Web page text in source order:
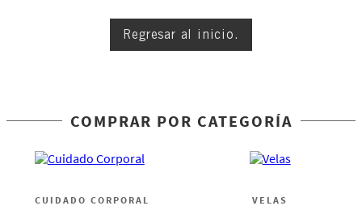
Regresar al inicio.
COMPRAR POR CATEGORÍA
CUIDADO CORPORAL VELAS